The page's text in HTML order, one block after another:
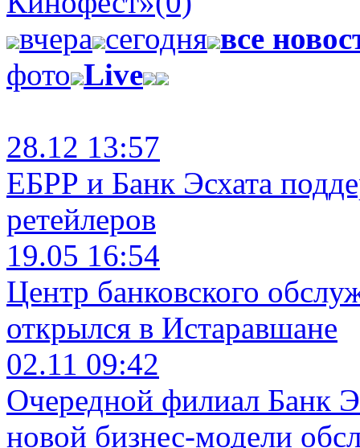
вчера сегодня все
фото Live
28.12 13:57
ЕБРР и Банк Эсхата
ретейлеров
19.05 16:54
Центр банковского
открылся в Истаравшане
02.11 09:42
Очередной филиал Банк
новой бизнес-модели